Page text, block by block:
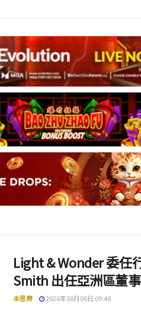
Light & Wonder 委任
Smith 出任亞洲區董
本思齊 2026年08月06日 09:46